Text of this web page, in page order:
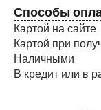
Способы
Картой на сайте
Картой при
Наличными
В кредит или в